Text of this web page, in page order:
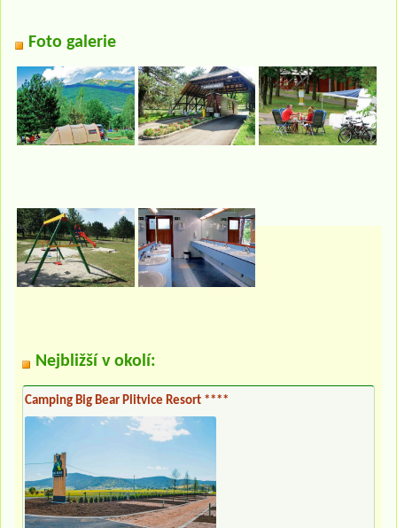
Foto galerie
Nejbližší v okolí:
Camping Big Bear Plitvice Resort ****